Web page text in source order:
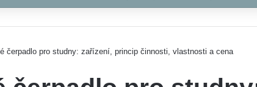
čerpadlo pro studny: zařízení, princip činnosti, vlastnosti a cena